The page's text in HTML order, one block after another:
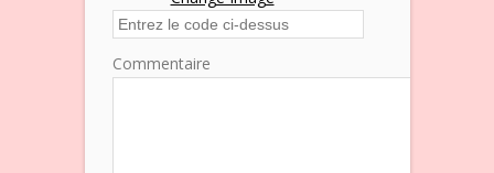
Commentaire